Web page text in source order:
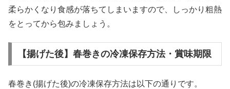
柔らかくなり食感が落ちてしまいますので、しっかり粗熱
をとってから包みましょう。
【揚げた後】春巻きの冷凍保存方法・賞味期限
春巻き(揚げた後)の冷凍保存方法は以下の通りです。